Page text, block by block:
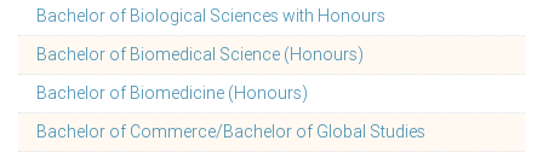
Bachelor of Biological Sciences with Honours
Bachelor of Biomedical Science (Honours)
Bachelor of Biomedicine (Honours)
Bachelor of Commerce/Bachelor of Global Studies